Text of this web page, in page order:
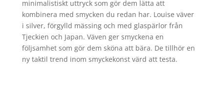
minimalistiskt uttryck som gör dem lätta att
kombinera med smycken du redan har. Louise väver
i silver, förgylld mässing och med glaspärlor från
Tjeckien och Japan. Väven ger smyckena en
följsamhet som gör dem sköna att bära. De tillhör en
ny taktil trend inom smyckekonst värd att testa.